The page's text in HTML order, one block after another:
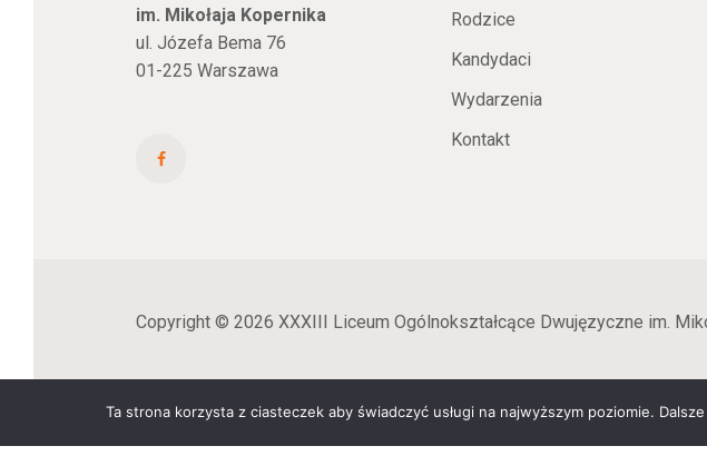
im. Mikołaja Kopernika
ul. Józefa Bema 76
01-225 Warszawa
Rodzice
Kandydaci
Wydarzenia
Kontakt
Copyright © 2026 XXXIII Liceum Ogólnokształcące Dwujęzyczne im.
Ta strona korzysta z ciasteczek aby świadczyć usługi na najwyższym poziomie.